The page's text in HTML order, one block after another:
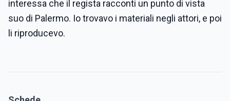
interessa che il regista racconti un punto di vista
suo di Palermo. Io trovavo i materiali negli attori, e poi
li riproducevo.